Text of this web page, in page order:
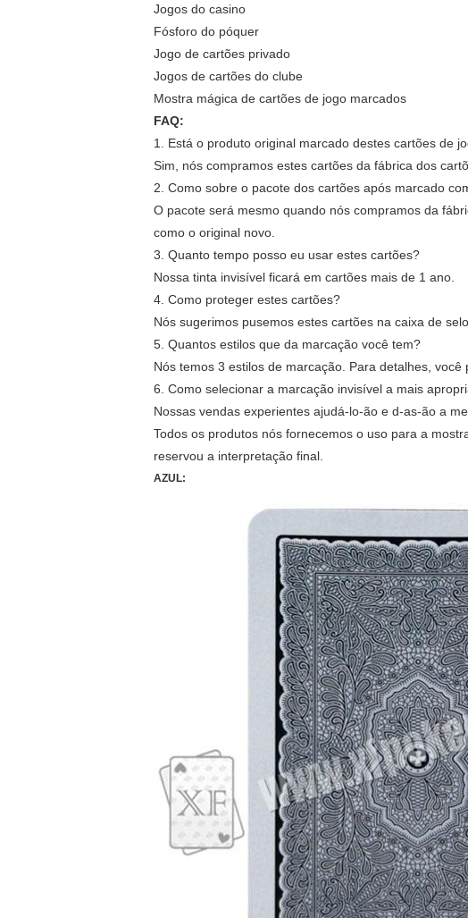
Jogos do casino
Fósforo do póquer
Jogo de cartões privado
Jogos de cartões do clube
Mostra mágica de cartões de jogo marcados
FAQ:
1. Está o produto original marcado destes cartões de
Sim, nós compramos estes cartões da fábrica dos
2. Como sobre o pacote dos cartões após marcado
O pacote será mesmo quando nós compramos da
como o original novo.
3. Quanto tempo posso eu usar estes cartões?
Nossa tinta invisível ficará em cartões mais de 1 ano.
4. Como proteger estes cartões?
Nós sugerimos pusemos estes cartões na caixa de
5. Quantos estilos que da marcação você tem?
Nós temos 3 estilos de marcação. Para detalhes, você
6. Como selecionar a marcação invisível a mais
Nossas vendas experientes ajudá-lo-ão e d-as-ão a
Todos os produtos nós fornecemos o uso para a
reservou a interpretação final.
AZUL: